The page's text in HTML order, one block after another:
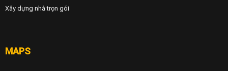
Xây dựng nhà trọn gói
MAPS